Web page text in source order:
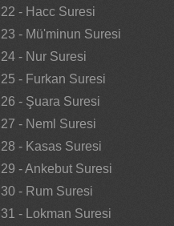
22 - Hacc Suresi
23 - Mü'minun Suresi
24 - Nur Suresi
25 - Furkan Suresi
26 - Şuara Suresi
27 - Neml Suresi
28 - Kasas Suresi
29 - Ankebut Suresi
30 - Rum Suresi
31 - Lokman Suresi